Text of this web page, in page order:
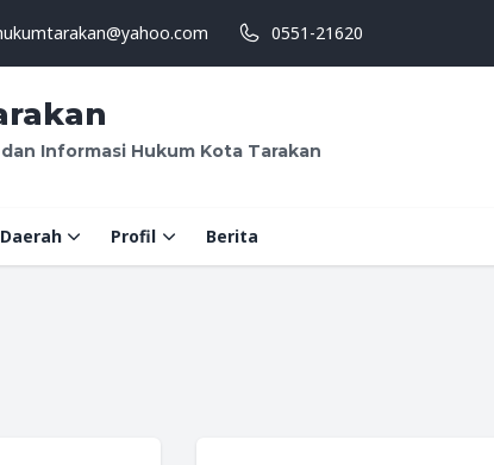
0551-21620
Informasi Hukum Kota Tarakan
Profil Berita